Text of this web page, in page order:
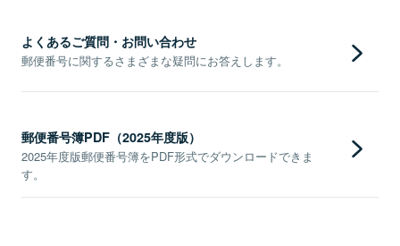
よくあるご質問・お問い合わせ
郵便番号に関するさまざまな疑問にお答えします。
郵便番号簿PDF（2025年度版）
2025年度版郵便番号簿をPDF形式でダウンロードできま
す。